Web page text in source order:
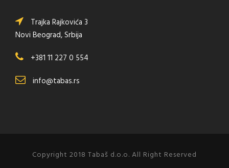
Trajka Rajkovića 3
Novi Beograd, Srbija
+381 11 227 0 554
info@tabas.rs
Copyright 2018 Tabaš d.o.o. All Right Reserved